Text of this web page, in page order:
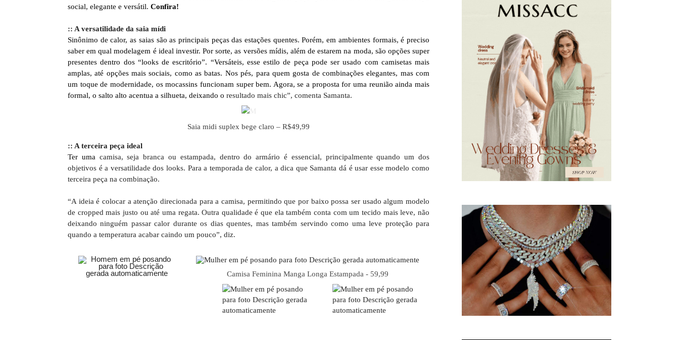
social, elegante e versátil. Confira!
:: A versatilidade da saia mídi
Sinônimo de calor, as saias são as principais peças das estações quentes. Porém, em ambientes formais, é preciso
saber em qual modelagem é ideal investir. Por sorte, as versões mídis, além de estarem na moda, são opções super
presentes dentro dos “looks de escritório”. “Versáteis, esse estilo de peça pode ser usado com camisetas mais
amplas, até opções mais sociais, como as batas. Nos pés, para quem gosta de combinações elegantes, mas com
um toque de modernidade, os mocassins funcionam super bem. Agora, se a proposta for uma reunião ainda mais
formal, o salto alto acentua a silhueta, deixando o resultado mais chic”, comenta Samanta.
Saia midi suplex bege claro – R$49,99
:: A terceira peça ideal
Ter uma camisa, seja branca ou estampada, dentro do armário é essencial, principalmente quando um dos
objetivos é a versatilidade dos looks. Para a temporada de calor, a dica que Samanta dá é usar esse modelo como
terceira peça na combinação.
“A ideia é colocar a atenção direcionada para a camisa, permitindo que por baixo possa ser usado algum modelo
de cropped mais justo ou até uma regata. Outra qualidade é que ela também conta com um tecido mais leve, não
deixando ninguém passar calor durante os dias quentes, mas também servindo como uma leve proteção para
quando a temperatura acabar caindo um pouco”, diz.
Camisa Feminina Manga Longa Estampada - 59,99